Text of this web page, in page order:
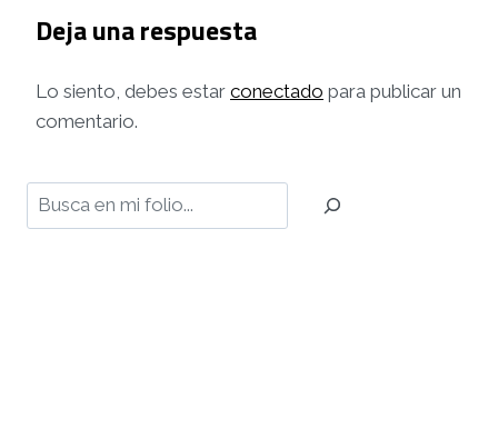
Deja una respuesta
Lo siento, debes estar conectado para publicar un
comentario.
Buscar